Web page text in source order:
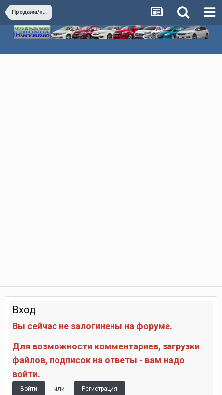
Продажа/покупка автомобилей Honda Hybrid
Вход
Вы сейчас не залогинены на форуме.
Для возможности комментариев, загрузки
файлов, подписок на ответы - вам надо
войти.
Войти или Регистрация